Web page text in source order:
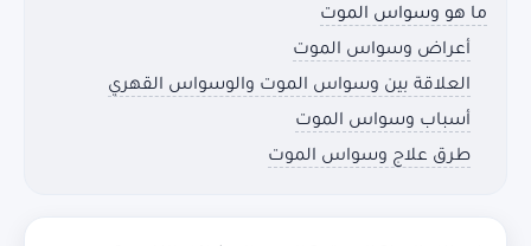
ما هو وسواس الموت
أعراض وسواس الموت
العلاقة بين وسواس الموت والوسواس القهري
أسباب وسواس الموت
طرق علاج وسواس الموت